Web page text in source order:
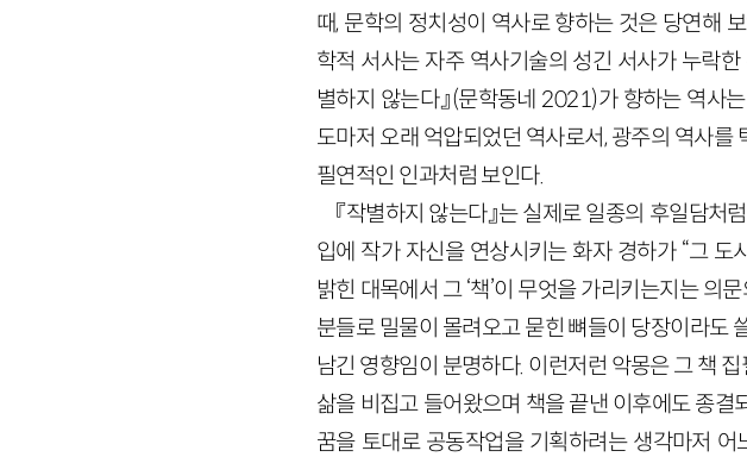
때, 문학의 정치성이 역사로 향하는 것은 당연해
학적 서사는 자주 역사기술의 성긴 서사가 누락
별하지 않는다』(문학동네 2021)가 향하는 역사
도마저 오래 억압되었던 역사로서, 광주의 역사
필연적인 인과처럼 보인다.
『작별하지 않는다』는 실제로 일종의 후일담처
입에 작가 자신을 연상시키는 화자 경하가 “그
밝힌 대목에서 그 ‘책’이 무엇을 가리키는지는 의
분들로 밀물이 몰려오고 묻힌 뼈들이 당장이라도
남긴 영향임이 분명하다. 이런저런 악몽은 그 책
삶을 비집고 들어왔으며 책을 끝낸 이후에도 종결
꿈을 토대로 공동작업을 기획하려는 생각마저